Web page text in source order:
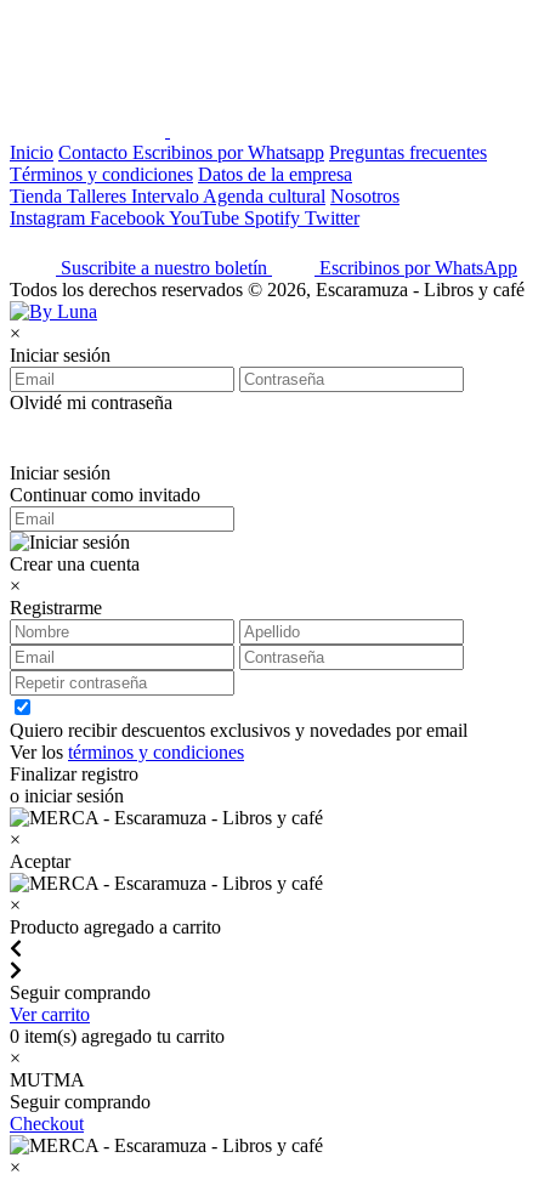
Inicio Contacto Escribinos por Whatsapp Preguntas frecuentes
Términos y condiciones Datos de la empresa
Tienda Talleres Intervalo Agenda cultural Nosotros
Instagram FacebookYouTube Spotify Twitter
Suscribite a nuestro boletín
Escribinos por WhatsApp
Todos los derechos reservados © 2026, Escaramuza - Libros y café
×
Iniciar sesión
Olvidé mi contraseña
Iniciar sesión
Continuar como invitado
Crear una cuenta
×
Registrarme
Quiero recibir descuentos exclusivos y novedades por email
Ver los términos y condiciones
Finalizar registro
o iniciar sesión
×
Aceptar
×
Producto agregado a carrito
Seguir comprando
Ver carrito
0 item(s) agregado tu carrito
×
MUTMA
Seguir comprando
Checkout
×